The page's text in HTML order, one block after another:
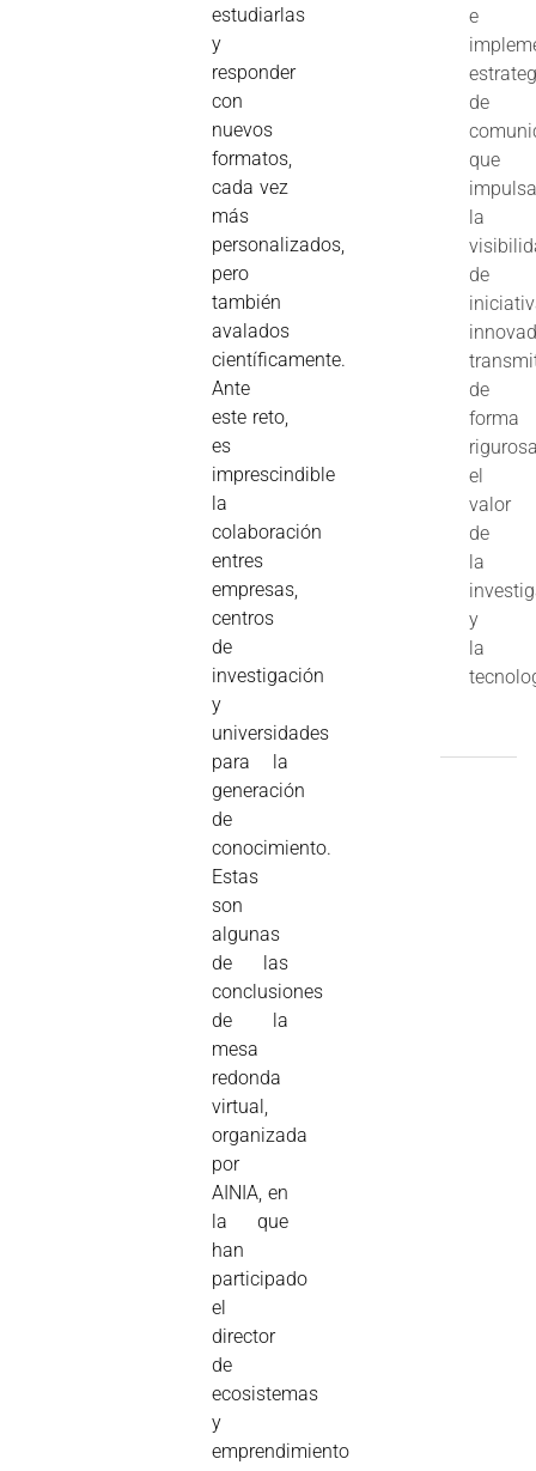
estudiarlas
y
responder
con
nuevos
formatos,
cada vez
más
personalizados,
pero
también
avalados
científicamente.
Ante
este reto,
es
imprescindible
la
colaboración
entres
empresas,
centros
de
investigación
y
universidades
para la
generación
de
conocimiento.
Estas
son
algunas
de las
conclusiones
de la
mesa
redonda
virtual,
organizada
por
AINIA, en
la que
han
participado
el
director
de
ecosistemas
y
emprendimiento
e
de
que
la
de
de
forma
el
valor
de
la
y
la